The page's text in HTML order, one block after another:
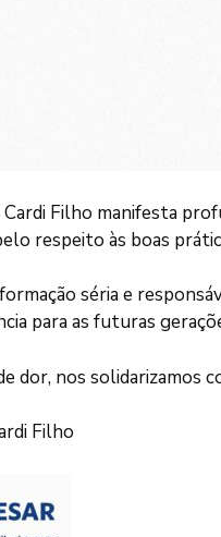
Filho manifesta
respeito às boas
séria e
para as futuras
dor, nos solidarizamos
Filho